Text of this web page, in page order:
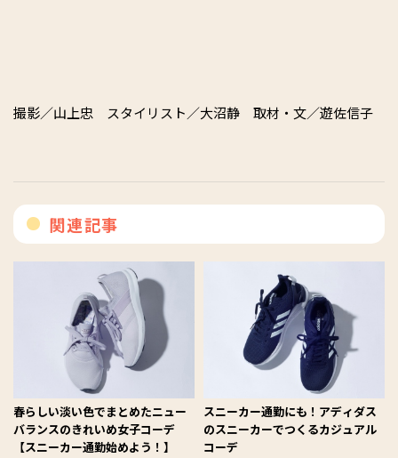
撮影／山上忠 スタイリスト／大沼静 取材・文／遊佐信子
関連記事
春らしい淡い色でまとめたニュー
バランスのきれいめ女子コーデ
【スニーカー通勤始めよう！】
スニーカー通勤にも！アディダス
のスニーカーでつくるカジュアル
コーデ